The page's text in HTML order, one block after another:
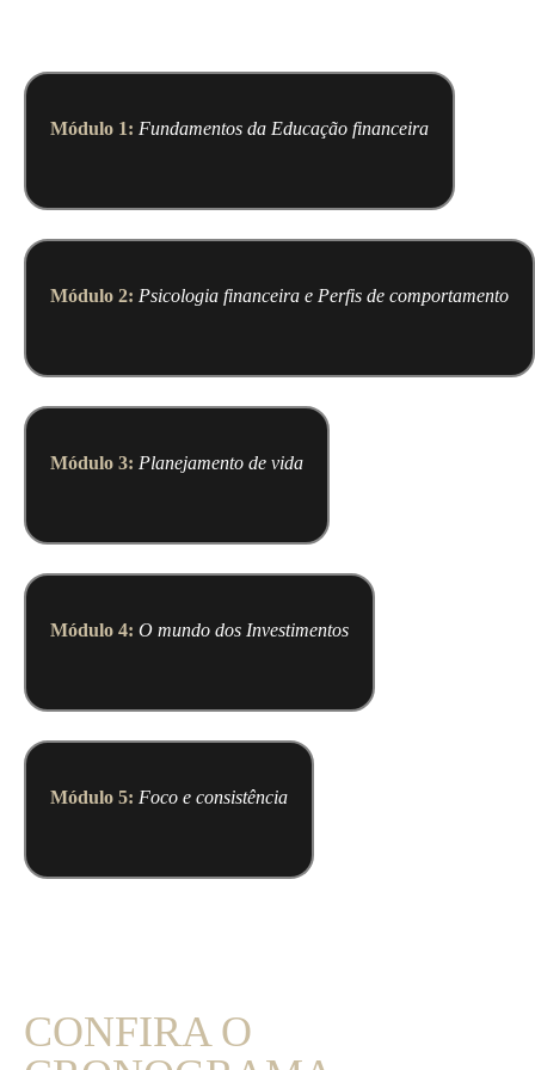
Módulo 1: Fundamentos da Educação financeira
Módulo 2: Psicologia financeira e Perfis de comportamento
Módulo 3: Planejamento de vida
Módulo 4: O mundo dos Investimentos
Módulo 5: Foco e consistência
CONFIRA O